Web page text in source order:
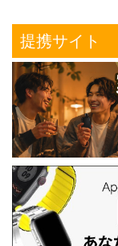
提携サイト